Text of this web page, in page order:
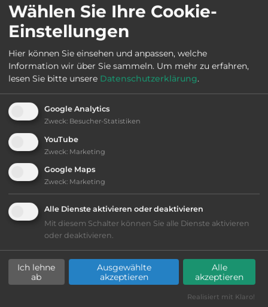
Öffnungszeiten:
Telefon: 00358 400 420772
Ausstattung
bis 35,- Euro
Klassifizierung: befriedigend
Lage: schön
Geräuschkulisse: überwiegend ruhig
Wählen Sie Ihre Cookie-
Einstellungen
Hier können Sie einsehen und anpassen, welche
Information wir über Sie sammeln. Um mehr zu erfahren,
lesen Sie bitte unsere Datenschutzerklärung.
Google Analytics
Zweck: Besucher-Statistiken
YouTube
Zweck: Marketing
Google Maps
Zweck: Marketing
Alle Dienste aktivieren oder deaktivieren
Mit diesem Schalter können Sie alle Dienste aktivieren
oder deaktivieren.
Ich lehne
ab
Ausgewählte
akzeptieren
Alle
akzeptieren
Realisiert mit Klaro!